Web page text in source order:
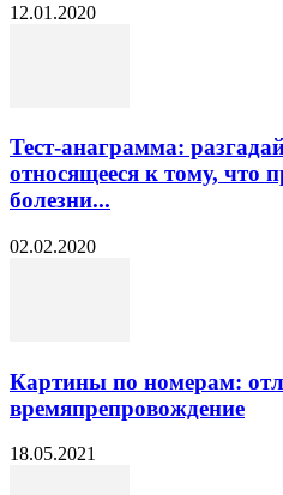
12.01.2020
Тест-анаграмма:
относящееся к тому, что
болезни...
02.02.2020
Картины по номерам:
времяпрепровождение
18.05.2021